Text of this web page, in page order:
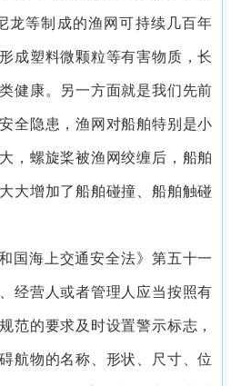
龙等制成的渔网可持续几百年
成塑料微颗粒等有害物质，长
健康。另一方面就是我们先前
全隐患，渔网对船舶特别是小
，螺旋桨被渔网绞缠后，船舶
大增加了船舶碰撞、船舶触碰
国海上交通安全法》第五十一
经营人或者管理人应当按照有
范的要求及时设置警示标志，
航物的名称、形状、尺寸、位